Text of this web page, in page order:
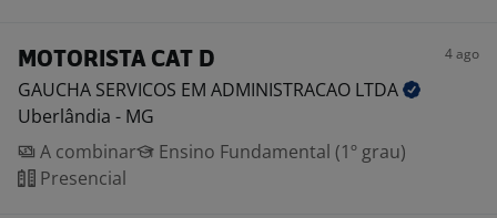
MOTORISTA CAT D 4 ago
GAUCHA SERVICOS EM ADMINISTRACAO LTDA
Uberlândia - MG
A combinar
Ensino Fundamental (1º grau)
Presencial